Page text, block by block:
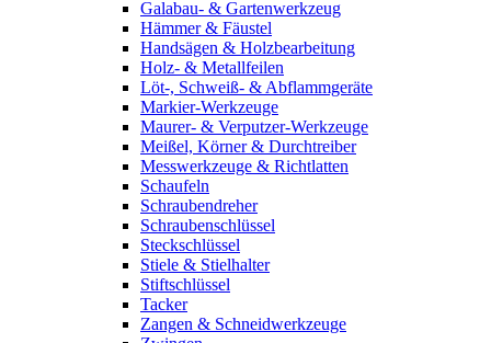
Galabau- & Gartenwerkzeug
Hämmer & Fäustel
Handsägen & Holzbearbeitung
Holz- & Metallfeilen
Löt-, Schweiß- & Abflammgeräte
Markier-Werkzeuge
Maurer- & Verputzer-Werkzeuge
Meißel, Körner & Durchtreiber
Messwerkzeuge & Richtlatten
Schaufeln
Schraubendreher
Schraubenschlüssel
Steckschlüssel
Stiele & Stielhalter
Stiftschlüssel
Tacker
Zangen & Schneidwerkzeuge